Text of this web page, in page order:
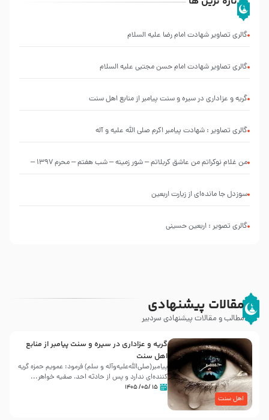
گالری تصاویر شهادت امام رضا علیه السلام
گالری تصاویر شهادت امام حسن مجتبی علیه السلام
گریه و عزاداری در سیره و سنت پیامبر از منابع اهل سنت
گالری تصاویر : شهادت پیامبر اکرم صلی الله علیه و آله
من غلام نوکراتم من عاشق کربلاتم – شور زمینه – شب هفتم – محرم 1397 –
سوزدل جا مانده‌ای از زیارت اربعین
گالری تصویر : اربعین حسینی
مقالات پیشنهادی
مطالب و مقالات پیشنهادی سردبیر
اهل سنت
گریه و عزاداری در سیره و سنت پیامبر از منابع
اهل سنت
پیامبر(صلی‌الله‌علیه‌وآله و سلم) فرمود: عمویم حمزه گریه
کننده‌ای ندارد و پس از حادثه احد، صفیه خواهر...
۱۵ /۰۵/ ۱۴۰۵